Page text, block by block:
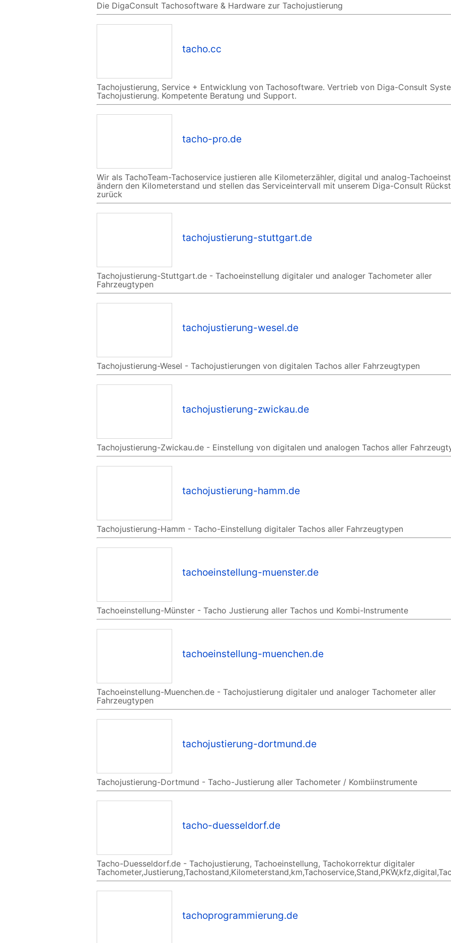
Die DigaConsult Tachosoftware & Hardware zur Tachojustierung
tacho.cc
Tachojustierung, Service + Entwicklung von Tachosoftware. Vertrieb von Diga-Consult
Tachojustierung. Kompetente Beratung und Support.
tacho-pro.de
Wir als TachoTeam-Tachoservice justieren alle Kilometerzähler, digital und analog-
ändern den Kilometerstand und stellen das Serviceintervall mit unserem Diga-Consult
zurück
tachojustierung-stuttgart.de
Tachojustierung-Stuttgart.de - Tachoeinstellung digitaler und analoger Tachometer aller
Fahrzeugtypen
tachojustierung-wesel.de
Tachojustierung-Wesel - Tachojustierungen von digitalen Tachos aller Fahrzeugtypen
tachojustierung-zwickau.de
Tachojustierung-Zwickau.de - Einstellung von digitalen und analogen Tachos aller
tachojustierung-hamm.de
Tachojustierung-Hamm - Tacho-Einstellung digitaler Tachos aller Fahrzeugtypen
tachoeinstellung-muenster.de
Tachoeinstellung-Münster - Tacho Justierung aller Tachos und Kombi-Instrumente
tachoeinstellung-muenchen.de
Tachoeinstellung-Muenchen.de - Tachojustierung digitaler und analoger Tachometer aller
Fahrzeugtypen
tachojustierung-dortmund.de
Tachojustierung-Dortmund - Tacho-Justierung aller Tachometer / Kombiinstrumente
tacho-duesseldorf.de
Tacho-Duesseldorf.de - Tachojustierung, Tachoeinstellung, Tachokorrektur digitaler
tachoprogrammierung.de